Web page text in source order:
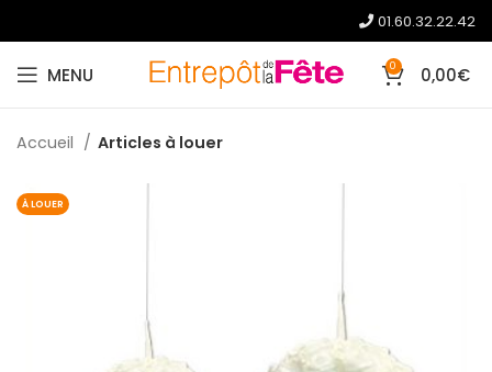
01.60.32.22.42
MENU 0 0,00€
Accueil Articles à louer
À LOUER